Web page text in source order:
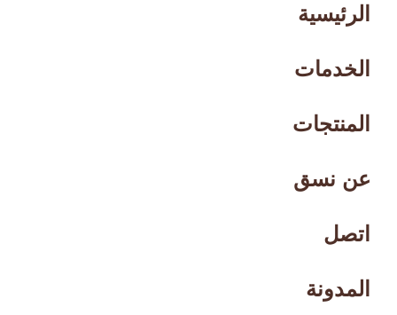
الرئيسية
الخدمات
المنتجات
عن نسق
اتصل
المدونة